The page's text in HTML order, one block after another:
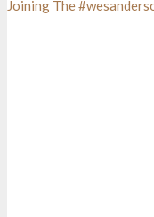
Joining The